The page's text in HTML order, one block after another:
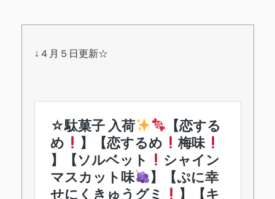
↓４月５日更新☆